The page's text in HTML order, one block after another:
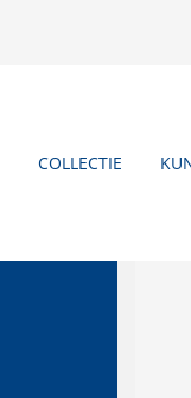
COLLECTIE